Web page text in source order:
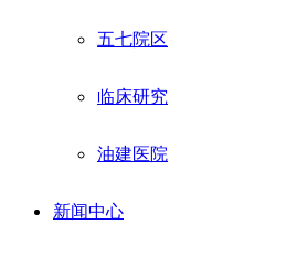
五七院区
临床研究
油建医院
新闻中心